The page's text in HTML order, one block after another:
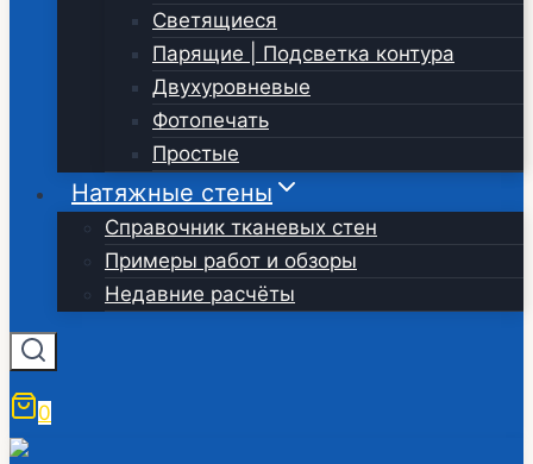
Светящиеся
Парящие | Подсветка контура
Двухуровневые
Фотопечать
Простые
Натяжные стены
Справочник тканевых стен
Примеры работ и обзоры
Недавние расчёты
0